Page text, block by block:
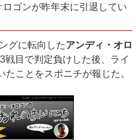
ゴンが昨年末に引退してい
グに転向したアンディ・オロ
戦目で判定負けした後、ライ
ことをスポニチが報じた。